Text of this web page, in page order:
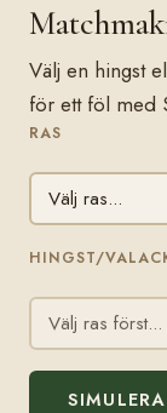
Välj en hingst
för ett föl med
RAS
HINGST/